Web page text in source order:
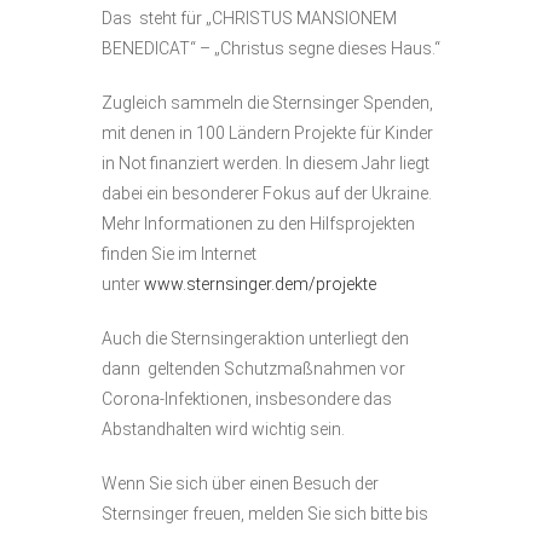
Das steht für „CHRISTUS MANSIONEM
BENEDICAT“ – „Christus segne dieses Haus.“
Zugleich sammeln die Sternsinger Spenden,
mit denen in 100 Ländern Projekte für Kinder
in Not finanziert werden. In diesem Jahr liegt
dabei ein besonderer Fokus auf der Ukraine.
Mehr Informationen zu den Hilfsprojekten
finden Sie im Internet
unterwww.sternsinger.dem/projekte
Auch die Sternsingeraktion unterliegt den
dann geltenden Schutzmaßnahmen vor
Corona-Infektionen, insbesondere das
Abstandhalten wird wichtig sein.
Wenn Sie sich über einen Besuch der
Sternsinger freuen, melden Sie sich bitte bis